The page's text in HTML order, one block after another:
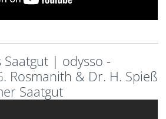
Saatgut | odysso -
Rosmanith & Dr. H. Spieß
Saatgut